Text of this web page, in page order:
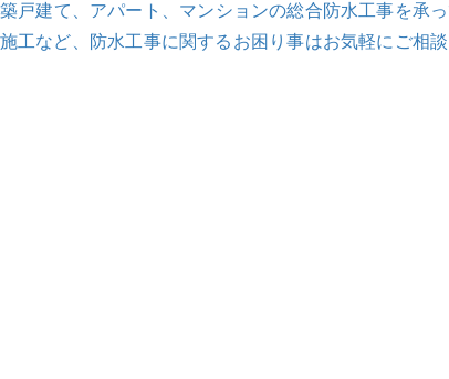
戸建て、アパート、マンションの総合防水工事を承
工など、防水工事に関するお困り事はお気軽にご相